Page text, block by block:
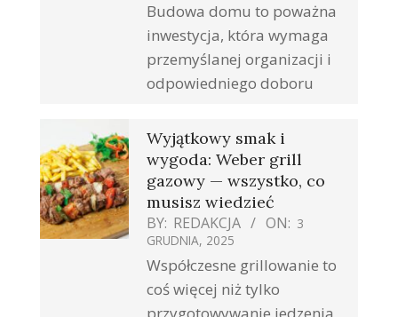
Budowa domu to poważna
inwestycja, która wymaga
przemyślanej organizacji i
odpowiedniego doboru
Wyjątkowy smak i
wygoda: Weber grill
gazowy — wszystko, co
musisz wiedzieć
BY: REDAKCJA ON: 3
GRUDNIA, 2025
Współczesne grillowanie to
coś więcej niż tylko